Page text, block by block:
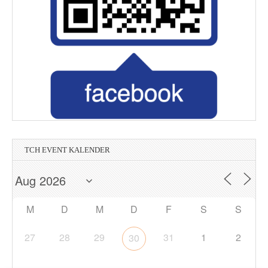
TCH EVENT KALENDER
M D M D F S S
27 28 29 30 31 1 2